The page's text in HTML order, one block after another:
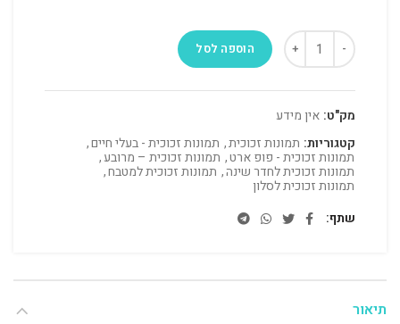
הוספה לסל
מק"ט: אין מידע
קטגוריות: תמונות זכוכית, תמונות זכוכית - בעלי חיים,
תמונות זכוכית - פופ ארט, תמונות זכוכית – מרובע,
תמונות זכוכית לחדר שינה, תמונות זכוכית למטבח,
תמונות זכוכית לסלון
שתף
תיאור